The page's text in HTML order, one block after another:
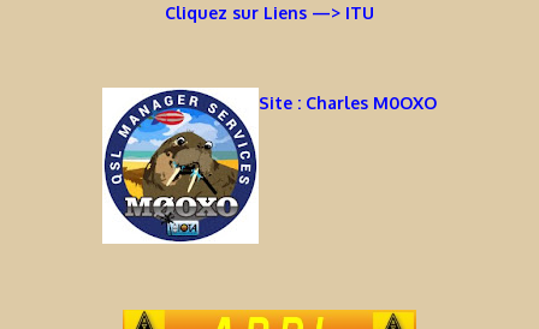
Cliquez sur Liens —> ITU
Site : Charles M0OXO